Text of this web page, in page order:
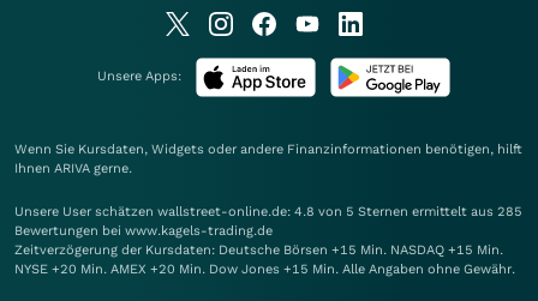
Unsere Apps:
Wenn Sie Kursdaten, Widgets oder andere Finanzinformationen benötigen, hilft
Ihnen ARIVA gerne.
Unsere User schätzen wallstreet-online.de: 4.8 von 5 Sternen ermittelt aus 285
Bewertungen bei www.kagels-trading.de
Zeitverzögerung der Kursdaten: Deutsche Börsen +15 Min. NASDAQ +15 Min.
NYSE +20 Min. AMEX +20 Min. Dow Jones +15 Min. Alle Angaben ohne Gewähr.